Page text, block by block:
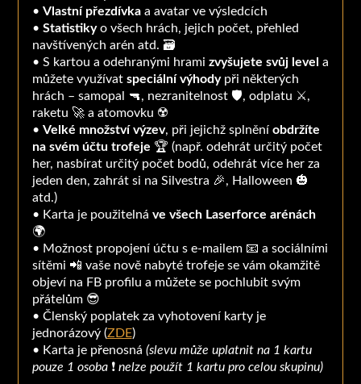
• Vlastní přezdívkaa avatar ve výsledcích
• Statistikyo všech hrách, jejich počet, přehled
navštívených arén atd. 🗃
• S kartou a odehranými hrami zvyšujete svůj level a
můžete využívat speciální výhodypři některých
hrách – samopal 🔫, nezranitelnost 🛡, odplatu ⚔️,
raketu 🚀 a atomovku ☢️
• Velké množství výzev, při jejichž splnění obdržíte
na svém účtu trofeje 🏆 (např. odehrát určitý počet
her, nasbírat určitý počet bodů, odehrát více her za
jeden den, zahrát si na Silvestra 🎉, Halloween 🎃
atd.)
• Karta je použitelná ve všech Laserforce arénách
🌍
• Možnost propojení účtu s e-mailem 📧 a sociálními
sítěmi 📲 vaše nově nabyté trofeje se vám okamžitě
objeví na FB profilu a můžete se pochlubit svým
přátelům 😎
• Členský poplatek za vyhotovení karty je
jednorázový (ZDE)
• Karta je přenosná (slevu může uplatnit na 1 kartu
pouze 1 osoba ❗️nelze použít 1 kartu pro celou skupinu)